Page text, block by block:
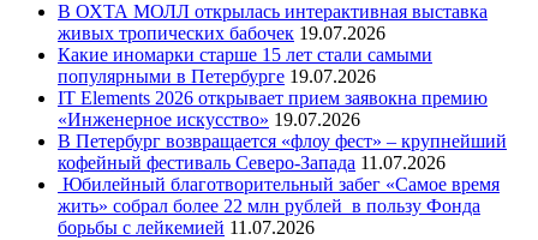
В ОХТА МОЛЛ открылась интерактивная выставка
живых тропических бабочек 19.07.2026
Какие иномарки старше 15 лет стали самыми
популярными в Петербурге 19.07.2026
IT Elements 2026 открывает прием заявокна премию
«Инженерное искусство» 19.07.2026
В Петербург возвращается «флоу фест» – крупнейший
кофейный фестиваль Северо-Запада 11.07.2026
Юбилейный благотворительный забег «Самое время
жить» собрал более 22 млн рублей в пользу Фонда
борьбы с лейкемией 11.07.2026